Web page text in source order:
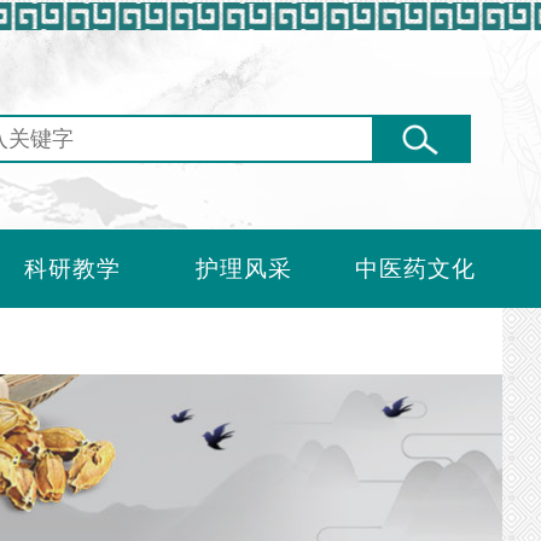
科研教学 护理风采 中医药文化